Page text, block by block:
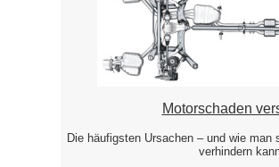
Motorschaden
Die häufigsten Ursachen – und wie man
verhindern